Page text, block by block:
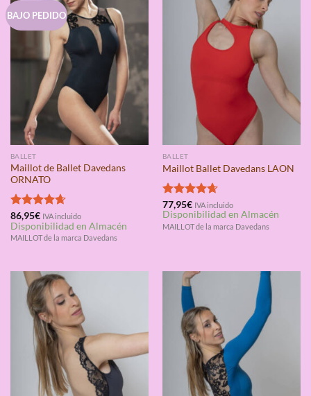
BAJO PEDIDO
BALLET
Maillot de Ballet Davedans
ORNATO
Valorado
con4.67
de 5
86,95€ IVA incluido
Disponibilidad en Almacén
MAILLOT de la marca Davedans
BALLET
Maillot Ballet Davedans LAON
Valorado
con4.67
de 5
77,95€ IVA incluido
Disponibilidad en Almacén
MAILLOT de la marca Davedans